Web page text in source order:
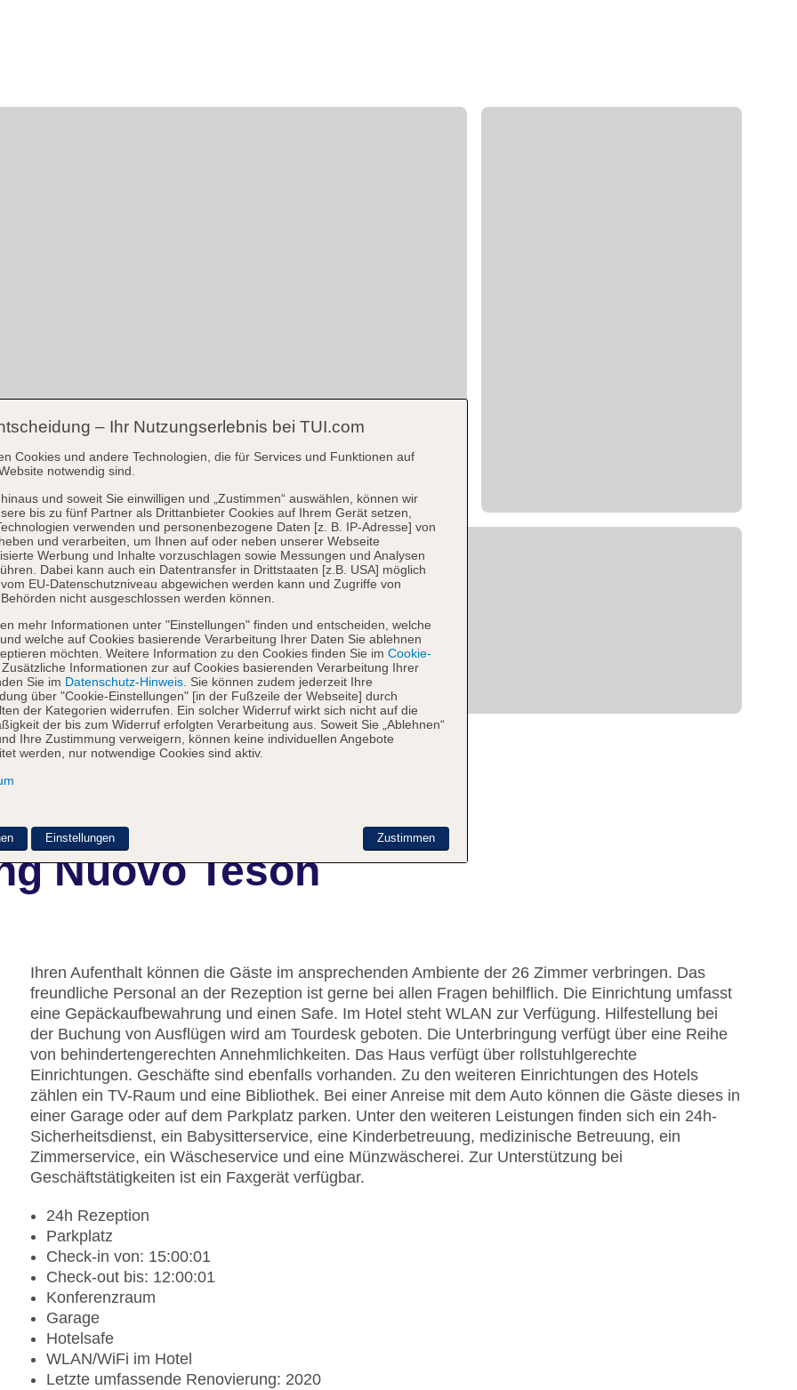
Nuovo Teson
Ihren Aufenthalt können die Gäste im ansprechenden Ambiente der 26 Zimmer verbringen. Das
freundliche Personal an der Rezeption ist gerne bei allen Fragen behilflich. Die Einrichtung umfasst
eine Gepäckaufbewahrung und einen Safe. Im Hotel steht WLAN zur Verfügung. Hilfestellung bei
der Buchung von Ausflügen wird am Tourdesk geboten. Die Unterbringung verfügt über eine Reihe
von behindertengerechten Annehmlichkeiten. Das Haus verfügt über rollstuhlgerechte
Einrichtungen. Geschäfte sind ebenfalls vorhanden. Zu den weiteren Einrichtungen des Hotels
zählen ein TV-Raum und eine Bibliothek. Bei einer Anreise mit dem Auto können die Gäste dieses in
einer Garage oder auf dem Parkplatz parken. Unter den weiteren Leistungen finden sich ein 24h-
Sicherheitsdienst, ein Babysitterservice, eine Kinderbetreuung, medizinische Betreuung, ein
Zimmerservice, ein Wäscheservice und eine Münzwäscherei. Zur Unterstützung bei
Geschäftstätigkeiten ist ein Faxgerät verfügbar.
24h Rezeption
Parkplatz
Check-in von: 15:00:01
Check-out bis: 12:00:01
Konferenzraum
Garage
Hotelsafe
WLAN/WiFi im Hotel
Letzte umfassende Renovierung: 2020
– Ihr Nutzungserlebnis bei TUI.com
Cookies und andere Technologien, die für Services und Funktionen auf
notwendig sind.
und soweit Sie einwilligen und „Zustimmen“ auswählen, können wir
bis zu fünf Partner als Drittanbieter Cookies auf Ihrem Gerät setzen,
verwenden und personenbezogene Daten [z. B. IP-Adresse] von
und verarbeiten, um Ihnen auf oder neben unserer Webseite
Werbung und Inhalte vorzuschlagen sowie Messungen und Analysen
Dabei kann auch ein Datentransfer in Drittstaaten [z.B. USA] möglich
EU-Datenschutzniveau abgewichen werden kann und Zugriffe von
nicht ausgeschlossen werden können.
mehr Informationen unter "Einstellungen" finden und entscheiden, welche
welche auf Cookies basierende Verarbeitung Ihrer Daten Sie ablehnen
möchten. Weitere Information zu den Cookies finden Sie im Cookie-
. Zusätzliche Informationen zur auf Cookies basierenden Verarbeitung Ihrer
Sie im Datenschutz-Hinweis . Sie können zudem jederzeit Ihre
über "Cookie-Einstellungen" [in der Fußzeile der Webseite] durch
der Kategorien widerrufen. Ein solcher Widerruf wirkt sich nicht auf die
der bis zum Widerruf erfolgten Verarbeitung aus. Soweit Sie „Ablehnen“
Ihre Zustimmung verweigern, können keine individuellen Angebote
werden, nur notwendige Cookies sind aktiv.
Zustimmen
Einstellungen